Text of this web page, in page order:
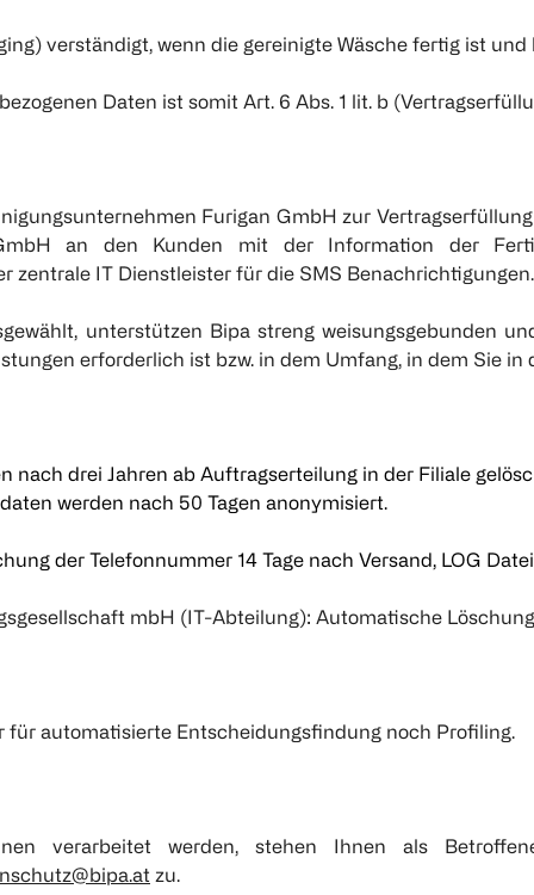
verständigt, wenn die gereinigte Wäsche fertig ist
Daten ist somit Art. 6 Abs. 1 lit. b
Furigan GmbH zur
an den Kunden mit der Information der
IT Dienstleister für die SMS Benachrichtigungen.
unterstützen Bipa streng weisungsgebunden
erforderlich ist bzw. in dem Umfang, in dem Sie
drei Jahren ab Auftragserteilung in der Filiale
werden nach 50 Tagen anonymisiert.
der Telefonnummer 14 Tage nach Versand, LOG
mbH (IT-Abteilung): Automatische
für automatisierte Entscheidungsfindung noch Profiling.
verarbeitet werden, stehen Ihnen als
zu.